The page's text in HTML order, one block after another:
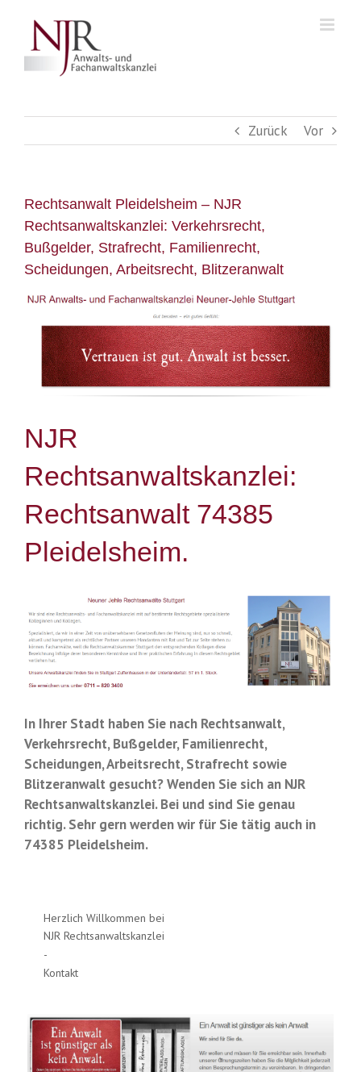
content
Zurück Vor
Rechtsanwalt Pleidelsheim – NJR
Rechtsanwaltskanzlei: Verkehrsrecht,
Bußgelder, Strafrecht, Familienrecht,
Scheidungen, Arbeitsrecht, Blitzeranwalt
NJR
Rechtsanwaltskanzlei:
Rechtsanwalt 74385
Pleidelsheim.
In Ihrer Stadt haben Sie nach Rechtsanwalt,
Verkehrsrecht, Bußgelder, Familienrecht,
Scheidungen, Arbeitsrecht, Strafrecht sowie
Blitzeranwalt gesucht? Wenden Sie sich an NJR
Rechtsanwaltskanzlei. Bei und sind Sie genau
richtig. Sehr gern werden wir für Sie tätig auch in
74385 Pleidelsheim.
Herzlich Willkommen bei
NJR Rechtsanwaltskanzlei
-
Kontakt